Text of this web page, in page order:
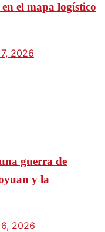
el mapa logístico
2026
guerra de
y la
2026